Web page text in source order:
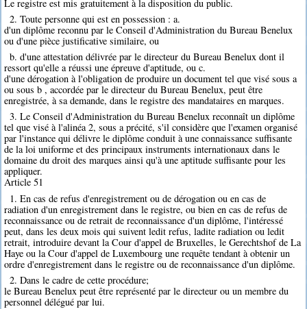
Le registre est mis gratuitement à la disposition du public.
2. Toute personne qui est en possession : a.
d'un diplôme reconnu par le Conseil d'Administration du Bureau Benelux
ou d'une pièce justificative similaire, ou
b. d'une attestation délivrée par le directeur du Bureau Benelux dont il
ressort qu'elle a réussi une épreuve d'aptitude, ou c.
d'une dérogation à l'obligation de produire un document tel que visé sous a
ou sous b , accordée par le directeur du Bureau Benelux, peut être
enregistrée, à sa demande, dans le registre des mandataires en marques.
3. Le Conseil d'Administration du Bureau Benelux reconnaît un diplôme
tel que visé à l'alinéa 2, sous a précité, s'il considère que l'examen organisé
par l'instance qui délivre le diplôme conduit à une connaissance suffisante
de la loi uniforme et des principaux instruments internationaux dans le
domaine du droit des marques ainsi qu'à une aptitude suffisante pour les
appliquer.
Article 51
1. En cas de refus d'enregistrement ou de dérogation ou en cas de
radiation d'un enregistrement dans le registre, ou bien en cas de refus de
reconnaissance ou de retrait de reconnaissance d'un diplôme, l'intéressé
peut, dans les deux mois qui suivent ledit refus, ladite radiation ou ledit
retrait, introduire devant la Cour d'appel de Bruxelles, le Gerechtshof de La
Haye ou la Cour d'appel de Luxembourg une requête tendant à obtenir un
ordre d'enregistrement dans le registre ou de reconnaissance d'un diplôme.
2. Dans le cadre de cette procédure;
le Bureau Benelux peut être représenté par le directeur ou un membre du
personnel délégué par lui.